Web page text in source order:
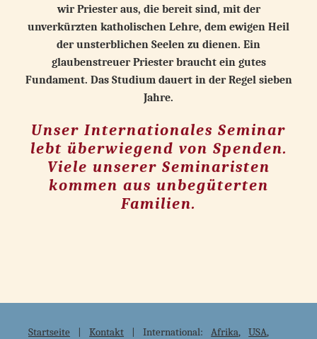
wir Priester aus, die bereit sind, mit der
unverkürzten katholischen Lehre, dem ewigen Heil
der unsterblichen Seelen zu dienen. Ein
glaubenstreuer Priester braucht ein gutes
Fundament. Das Studium dauert in der Regel sieben
Jahre.
Unser Internationales Seminar
lebt überwiegend von Spenden.
Viele unserer Seminaristen
kommen aus unbegüterten
Familien.
Startseite |Kontakt | International:Afrika,USA,